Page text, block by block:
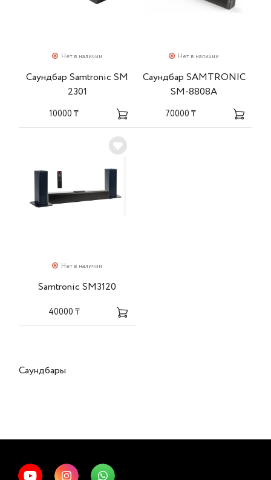
Нет в наличии
Саундбар Samtronic SM
2301
10000 ₸
Нет в наличии
Саундбар SAMTRONIC
SM-8808A
70000 ₸
Нет в наличии
Samtronic SM3120
40000 ₸
Саундбары